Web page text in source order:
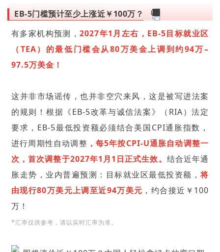
EB-5门槛预计至少上涨近￥100万？
有多家机构预测，2027年1月左右，EB-5目标就业区
（TEA）的最低门槛会从80万美金上调到约94万–
97.5万美金！
这并非市场谣传，也并非空穴来风，这是被写进法案
的规则！根据《EB-5改革与诚信法案》（RIA）法定
要求，EB-5最低投资额必须结合美国CPI通胀指数，
进行周期性自动调整 ，每5年按CPI-U通胀自动调整一
次，首次调整于2027年1月1日正式生效。 结合近年通
胀走势，业内普遍预测：目标就业区最低投资额，将
由现行80万美元上调至近94万美元 ，约合接近￥100
万！
*汇率仅供参考，请以实时汇率为准。